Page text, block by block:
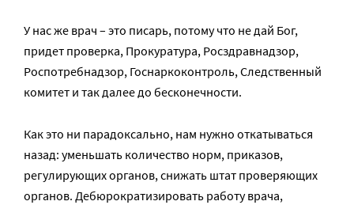
У нас же врач – это писарь, потому что не дай Бог,
придет проверка, Прокуратура, Росздравнадзор,
Роспотребнадзор, Госнаркоконтроль, Следственный
комитет и так далее до бесконечности.
Как это ни парадоксально, нам нужно откатываться
назад: уменьшать количество норм, приказов,
регулирующих органов, снижать штат проверяющих
органов. Дебюрократизировать работу врача,